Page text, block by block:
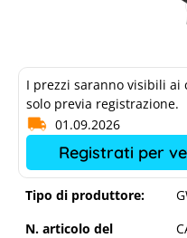
Tipo di produttore:
N. articolo del
I prezzi saranno visibili ai
solo previa registrazione.
01.09.2026
Registrati per